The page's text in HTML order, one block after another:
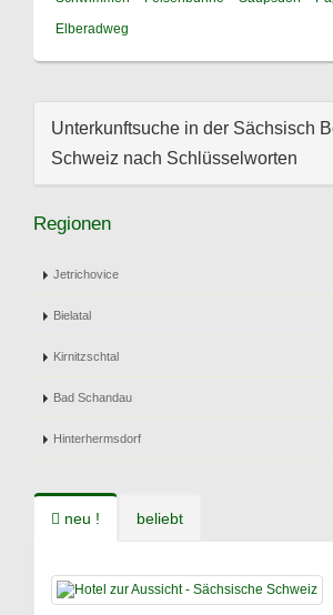
Elberadweg
Unterkunftsuche in der Sächsisch
Schweiz nach Schlüsselworten
Regionen
Jetrichovice
Bielatal
Kirnitzschtal
Bad Schandau
Hinterhermsdorf
neu ! beliebt